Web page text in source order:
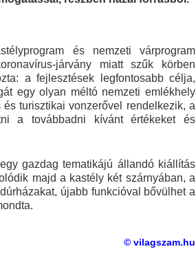
és nemzeti várprogram
járvány miatt szűk körben
a fejlesztések legfontosabb célja,
egy olyan méltó nemzeti emlékhely
turisztikai vonzerővel rendelkezik, a
a továbbadni kívánt értékeket és
gazdag tematikájú állandó kiállítás
majd a kastély két szárnyában, a
újabb funkcióval bővülhet a
© vilagszam.hu